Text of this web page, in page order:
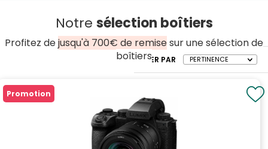
Notre sélection boîtiers
Profitez dejusqu'à 700€ de remisesur une sélection de
boîtiersTRIER PAR
Promotion